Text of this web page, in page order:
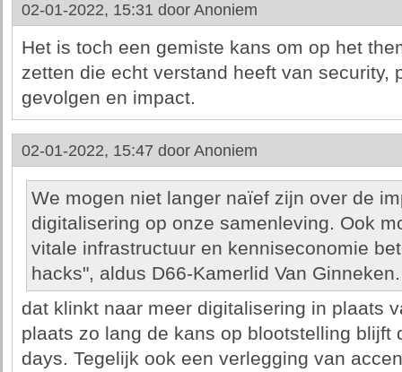
02-01-2022, 15:31 door Anoniem
Het is toch een gemiste kans om op het
zetten die echt verstand heeft van security,
gevolgen en impact.
02-01-2022, 15:47 door Anoniem
We mogen niet langer naïef zijn over de
digitalisering op onze samenleving. Ook
vitale infrastructuur en kenniseconomie
hacks", aldus D66-Kamerlid Van Ginneken.
dat klinkt naar meer digitalisering in plaats
plaats zo lang de kans op blootstelling blijft
days. Tegelijk ook een verlegging van